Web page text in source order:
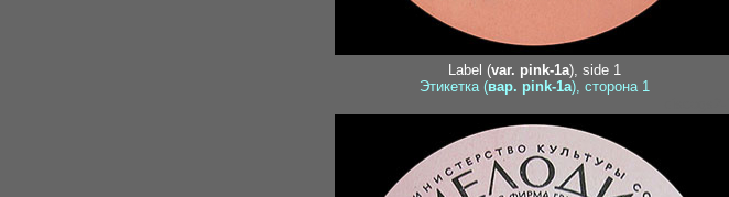
Label (var. pink-1a), side 1
Этикетка (вар. pink-1a), сторона 1